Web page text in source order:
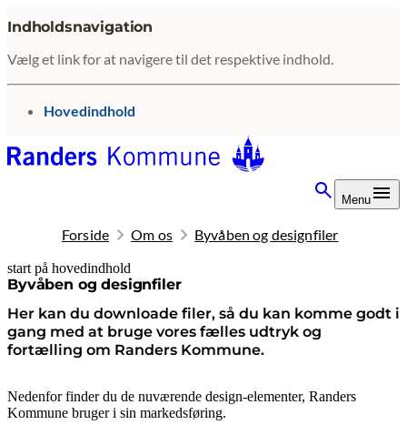
Indholdsnavigation
Vælg et link for at navigere til det respektive indhold.
gå til
Hovedindhold
Menu
Forside Om os Byvåben og designfiler
start på hovedindhold
Byvåben og designfiler
Her kan du downloade filer, så du kan komme godt i
gang med at bruge vores fælles udtryk og
fortælling om Randers Kommune.
senest opdateret 20. februar 2026
Nedenfor finder du de nuværende design-elementer, Randers
Kommune bruger i sin markedsføring.